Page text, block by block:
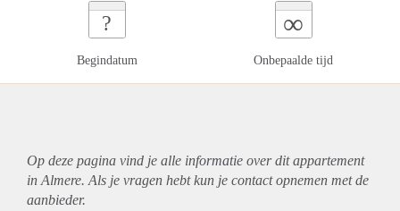
?
Begindatum
∞
Onbepaalde tijd
Op deze pagina vind je alle informatie over ditappartement
in Almere. Als je vragen hebt kun je contact opnemen met de
aanbieder.